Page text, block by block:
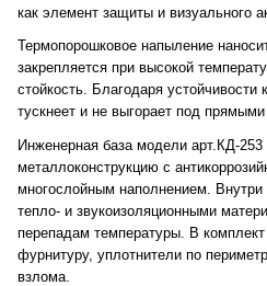
как элемент защиты и визуального
Термопорошковое напыление
закрепляется при высокой
стойкость. Благодаря
тускнеет и не выгорает под
Инженерная база модели арт.КД-
металлоконструкцию с
многослойным наполнением. Внутри
тепло- и звукоизоляционными
перепадам температуры. В
фурнитуру, уплотнители по
взлома.